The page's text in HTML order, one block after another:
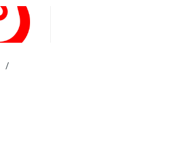
/